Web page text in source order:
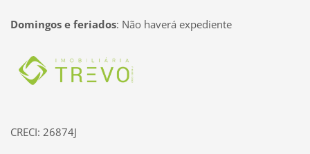
Domingos e feriados: Não haverá expediente
Página inicial
CRECI: 26874J